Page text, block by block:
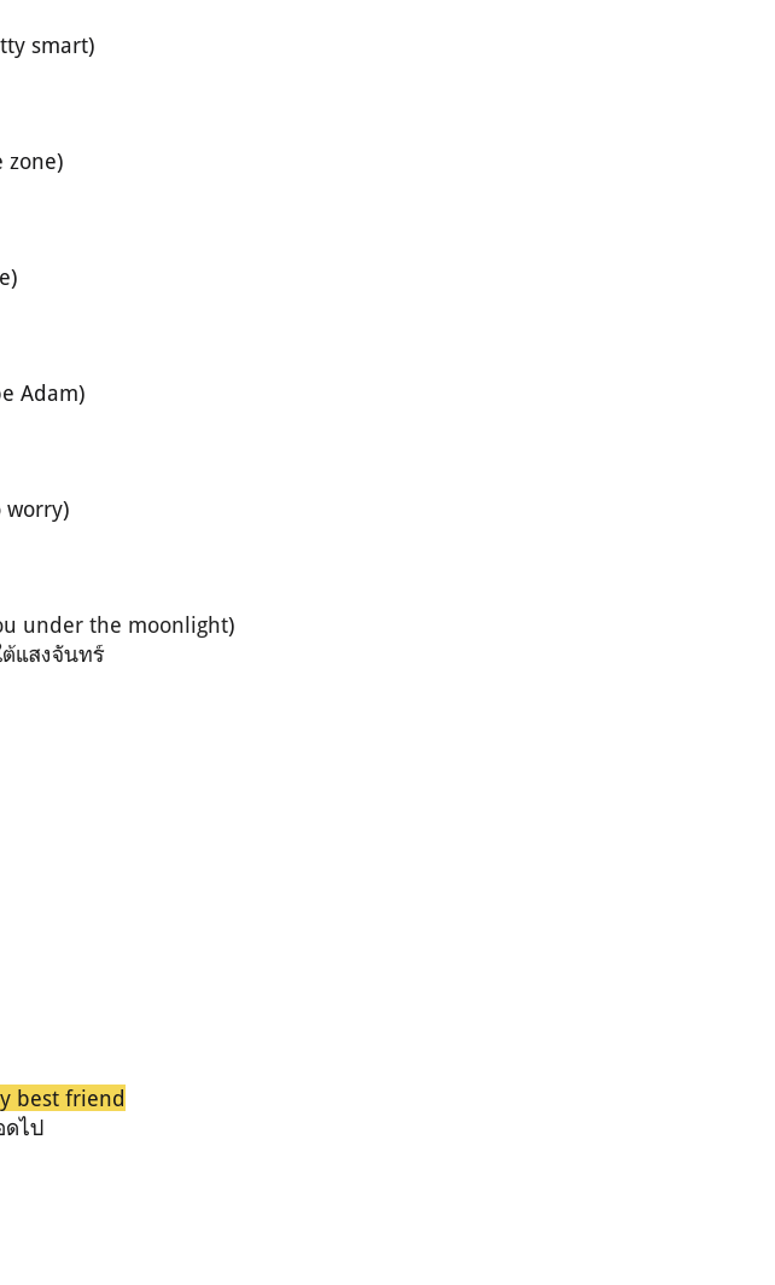
smart)
zone)
Adam)
worry)
under the moonlight)
แสงจันทร์
best friend
ดไป